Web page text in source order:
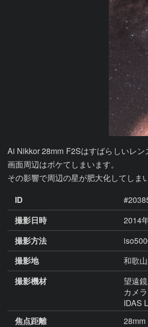
Ai Nikkor 28mm F2Sはすばらしいレ
画面周辺はボケてしまいます。
その影響で周辺の星が肥大化してしま
ID
撮影日時
2014
撮影方法
撮影地
和歌
撮影機材
望遠
カメ
IDAS
焦点距離
28mm